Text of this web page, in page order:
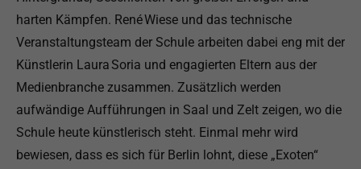
harten Kämpfen. René Wiese und das technische
Veranstaltungsteam der Schule arbeiten dabei eng mit der
Künstlerin Laura Soria und engagierten Eltern aus der
Medienbranche zusammen. Zusätzlich werden
aufwändige Aufführungen in Saal und Zelt zeigen, wo die
Schule heute künstlerisch steht. Einmal mehr wird
bewiesen, dass es sich für Berlin lohnt, diese „Exoten“